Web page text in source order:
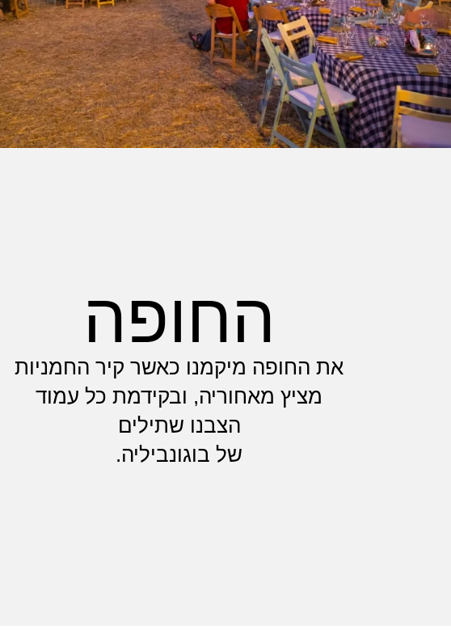
החופה
את החופה מיקמנו כאשר קיר החמניות
מציץ מאחוריה, ובקידמת כל עמוד
הצבנו שתילים
של בוגונביליה.